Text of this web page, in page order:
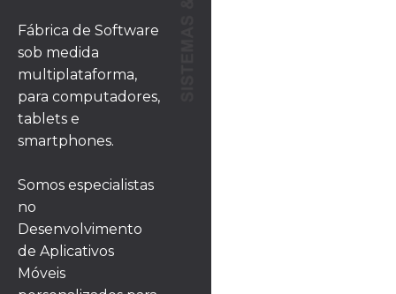
Fábrica de Software
sob medida
multiplataforma,
para computadores,
tablets e
smartphones.
Somos especialistas
no
Desenvolvimento
de Aplicativos
Móveis